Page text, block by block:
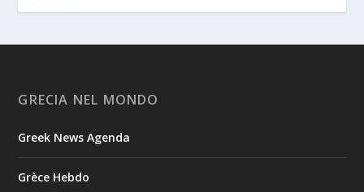
GRECIA NEL MONDO
Greek News Agenda
Grèce Hebdo